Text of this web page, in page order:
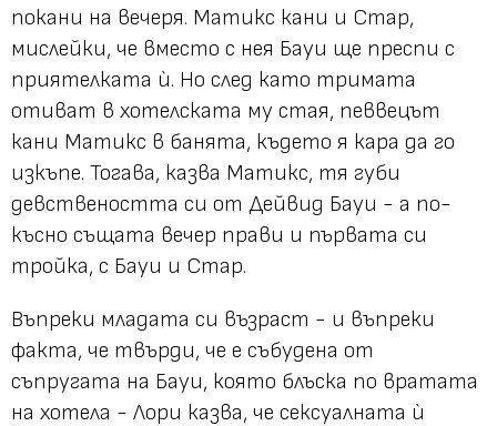
покани на вечеря. Матикс кани и Стар,
мислейки, че вместо с нея Бауи ще преспи с
приятелката ѝ. Но след като тримата
отиват в хотелската му стая, певвецът
кани Матикс в банята, където я кара да го
изкъпе. Тогава, казва Матикс, тя губи
девствеността си от Дейвид Бауи - а по-
късно същата вечер прави и първата си
тройка, с Бауи и Стар.
Въпреки младата си възраст - и въпреки
факта, че твърди, че е събудена от
съпругата на Бауи, която блъска по вратата
на хотела - Лори казва, че сексуалната ѝ